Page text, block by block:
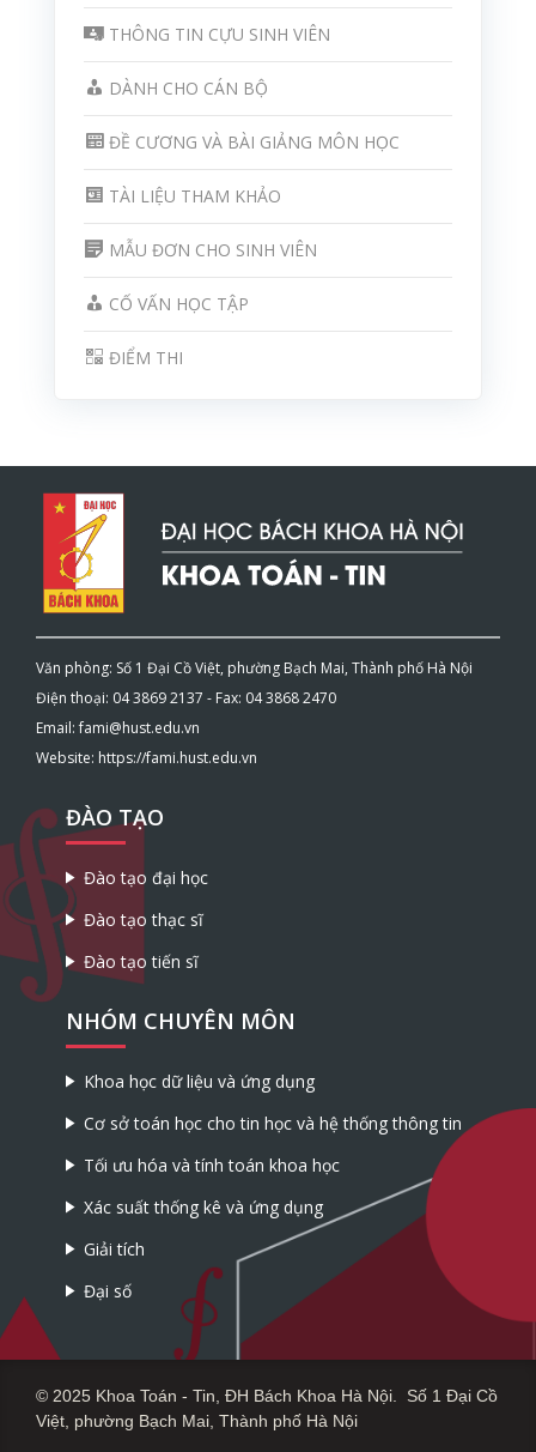
THÔNG TIN CỰU SINH VIÊN
DÀNH CHO CÁN BỘ
ĐỀ CƯƠNG VÀ BÀI GIẢNG MÔN HỌC
TÀI LIỆU THAM KHẢO
MẪU ĐƠN CHO SINH VIÊN
CỐ VẤN HỌC TẬP
ĐIỂM THI
Văn phòng: Số 1 Đại Cồ Việt, phường Bạch Mai, Thành phố Hà Nội
Điện thoại: 04 3869 2137 - Fax: 04 3868 2470
Email: fami@hust.edu.vn
Website: https://fami.hust.edu.vn
ĐÀO TẠO
Đào tạo đại học
Đào tạo thạc sĩ
Đào tạo tiến sĩ
NHÓM CHUYÊN MÔN
Khoa học dữ liệu và ứng dụng
Cơ sở toán học cho tin học và hệ thống thông tin
Tối ưu hóa và tính toán khoa học
Xác suất thống kê và ứng dụng
Giải tích
Đại số
© 2025 Khoa Toán - Tin, ĐH Bách Khoa Hà Nội. Số 1 Đại Cồ
Việt, phường Bạch Mai, Thành phố Hà Nội